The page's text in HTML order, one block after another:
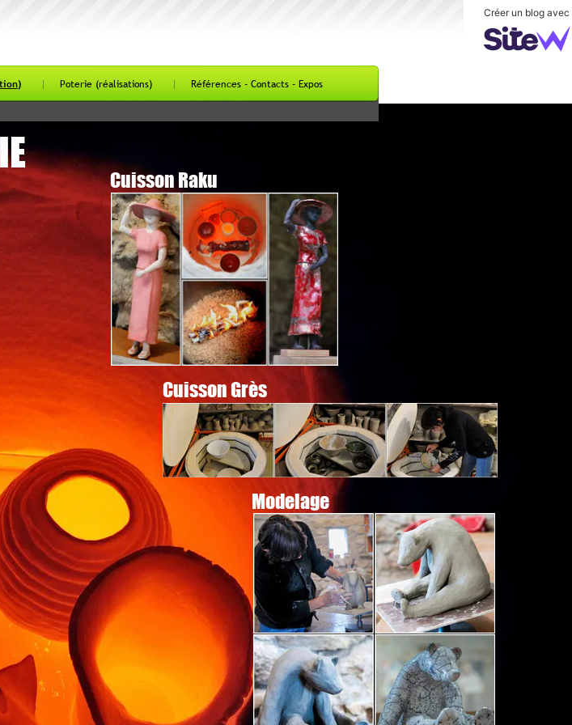
Créer un blog avec
Poterie (réalisations) Références - Contacts - Expos
Cuisson Raku
Cuisson Grès
Modelage